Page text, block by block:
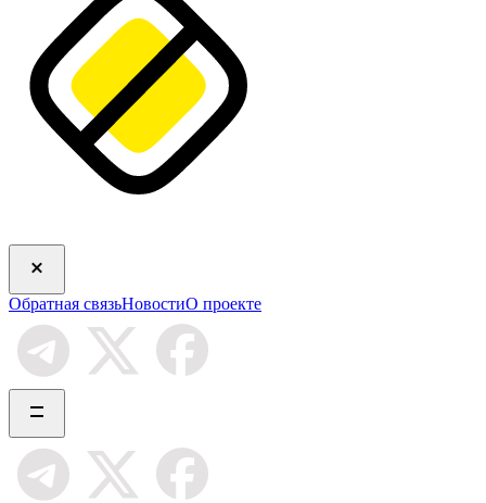
Обратная связьНовостиО проекте